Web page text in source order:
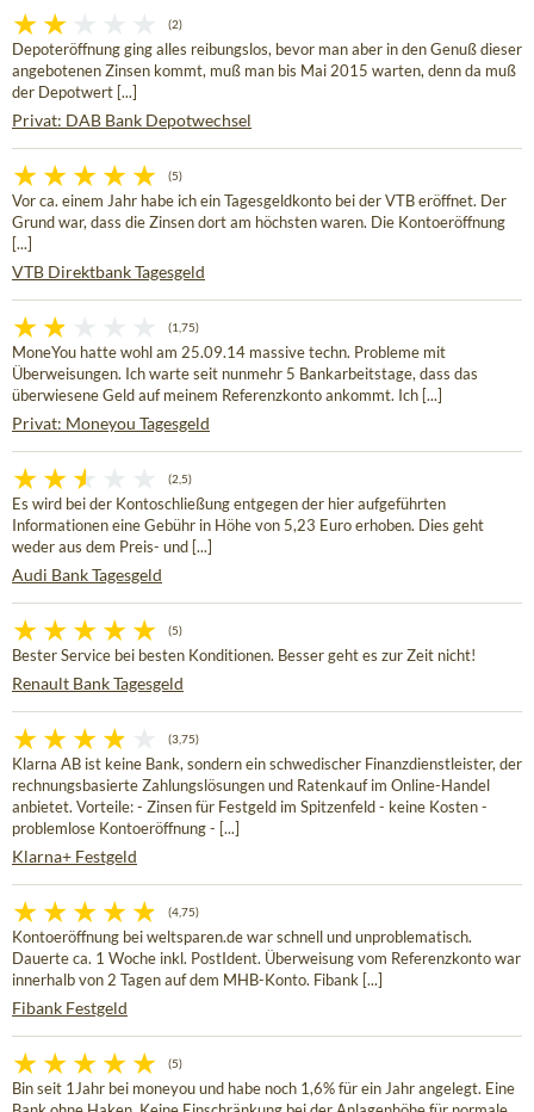
(2)
Depoteröffnung ging alles reibungslos, bevor man aber in den Genuß dieser
angebotenen Zinsen kommt, muß man bis Mai 2015 warten, denn da muß
der Depotwert [...]
Privat: DAB Bank Depotwechsel
(5)
Vor ca. einem Jahr habe ich ein Tagesgeldkonto bei der VTB eröffnet. Der
Grund war, dass die Zinsen dort am höchsten waren. Die Kontoeröffnung
[...]
VTB Direktbank Tagesgeld
(1,75)
MoneYou hatte wohl am 25.09.14 massive techn. Probleme mit
Überweisungen. Ich warte seit nunmehr 5 Bankarbeitstage, dass das
überwiesene Geld auf meinem Referenzkonto ankommt. Ich [...]
Privat: Moneyou Tagesgeld
(2,5)
Es wird bei der Kontoschließung entgegen der hier aufgeführten
Informationen eine Gebühr in Höhe von 5,23 Euro erhoben. Dies geht
weder aus dem Preis- und [...]
Audi Bank Tagesgeld
(5)
Bester Service bei besten Konditionen. Besser geht es zur Zeit nicht!
Renault Bank Tagesgeld
(3,75)
Klarna AB ist keine Bank, sondern ein schwedischer Finanzdienstleister, der
rechnungsbasierte Zahlungslösungen und Ratenkauf im Online-Handel
anbietet. Vorteile: - Zinsen für Festgeld im Spitzenfeld - keine Kosten -
problemlose Kontoeröffnung - [...]
Klarna+ Festgeld
(4,75)
Kontoeröffnung bei weltsparen.de war schnell und unproblematisch.
Dauerte ca. 1 Woche inkl. PostIdent. Überweisung vom Referenzkonto war
innerhalb von 2 Tagen auf dem MHB-Konto. Fibank [...]
Fibank Festgeld
(5)
Bin seit 1Jahr bei moneyou und habe noch 1,6% für ein Jahr angelegt. Eine